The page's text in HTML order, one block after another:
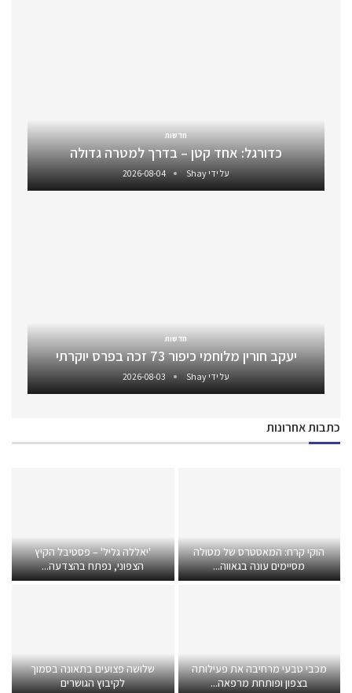
חדשות
כדורגל: אחד קטן – בדרך למטרה גדולה
על ידיShay
2026-08-04
חדשות
יעקב חורין מלוחמי כיפור 73 זכה בפרס יוקרתי
על ידיShay
2026-08-03
כתבות אחרונות
הוקי קרח: המאסטרס של מטולה
מסיימים עונה בגאווה...
'יאללה גליל' – פסטיבל הקיץ
הצפוני, נפתח בהצדעה...
מכבי טבעי מרחיבה את פעילותה
בצפון ופותחת מרפאה...
שלושה פצועים בתאונה בסמוך
לקיבוץ הגושרים